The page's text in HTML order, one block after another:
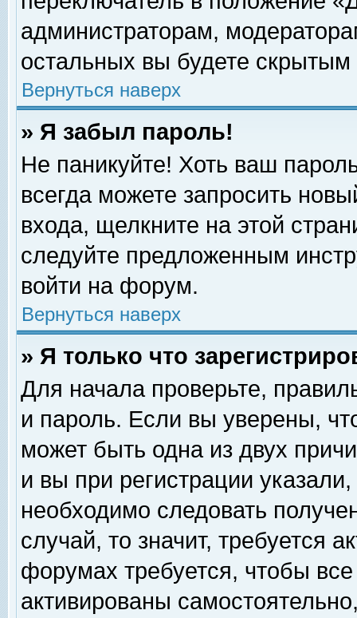
администраторам,
остальных вы будете скрытым
Вернуться наверх
» Я забыл пароль!
Не паникуйте! Хоть ваш
всегда можете запросить
входа, щелкните на этой
следуйте предложенным
войти на форум.
Вернуться наверх
» Я только что
Для начала проверьте,
и пароль. Если вы уверены,
может быть одна из двух
и вы при регистрации
необходимо следовать
случай, то значит, требуется
форумах требуется, чтобы
активированы